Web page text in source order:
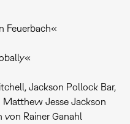
Feuerbach«
Jackson Pollock Bar,
Matthew Jesse Jackson
Rainer Ganahl